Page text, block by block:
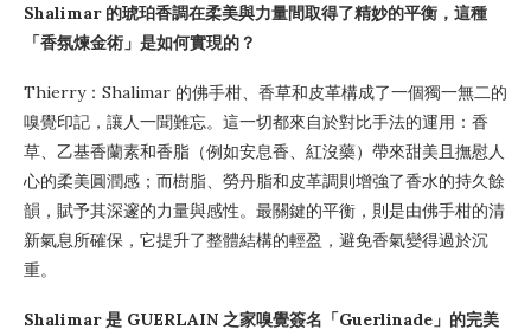
Shalimar 的琥珀香調在柔美與力量間取得了精妙的平衡，這種
「香氛煉金術」是如何實現的？
Thierry：Shalimar 的佛手柑、香草和皮革構成了一個獨一無二的
嗅覺印記，讓人一聞難忘。這一切都來自於對比手法的運用：香
草、乙基香蘭素和香脂（例如安息香、紅沒藥）帶來甜美且撫慰人
心的柔美圓潤感；而樹脂、勞丹脂和皮革調則增強了香水的持久餘
韻，賦予其深邃的力量與感性。最關鍵的平衡，則是由佛手柑的清
新氣息所確保，它提升了整體結構的輕盈，避免香氣變得過於沉
重。
Shalimar 是 GUERLAIN 之家嗅覺簽名「Guerlinade」的完美